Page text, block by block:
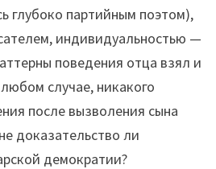
глубоко партийным поэтом),
индивидуальностью —
поведения отца взял и
случае, никакого
после вызволения сына
доказательство ли
демократии?